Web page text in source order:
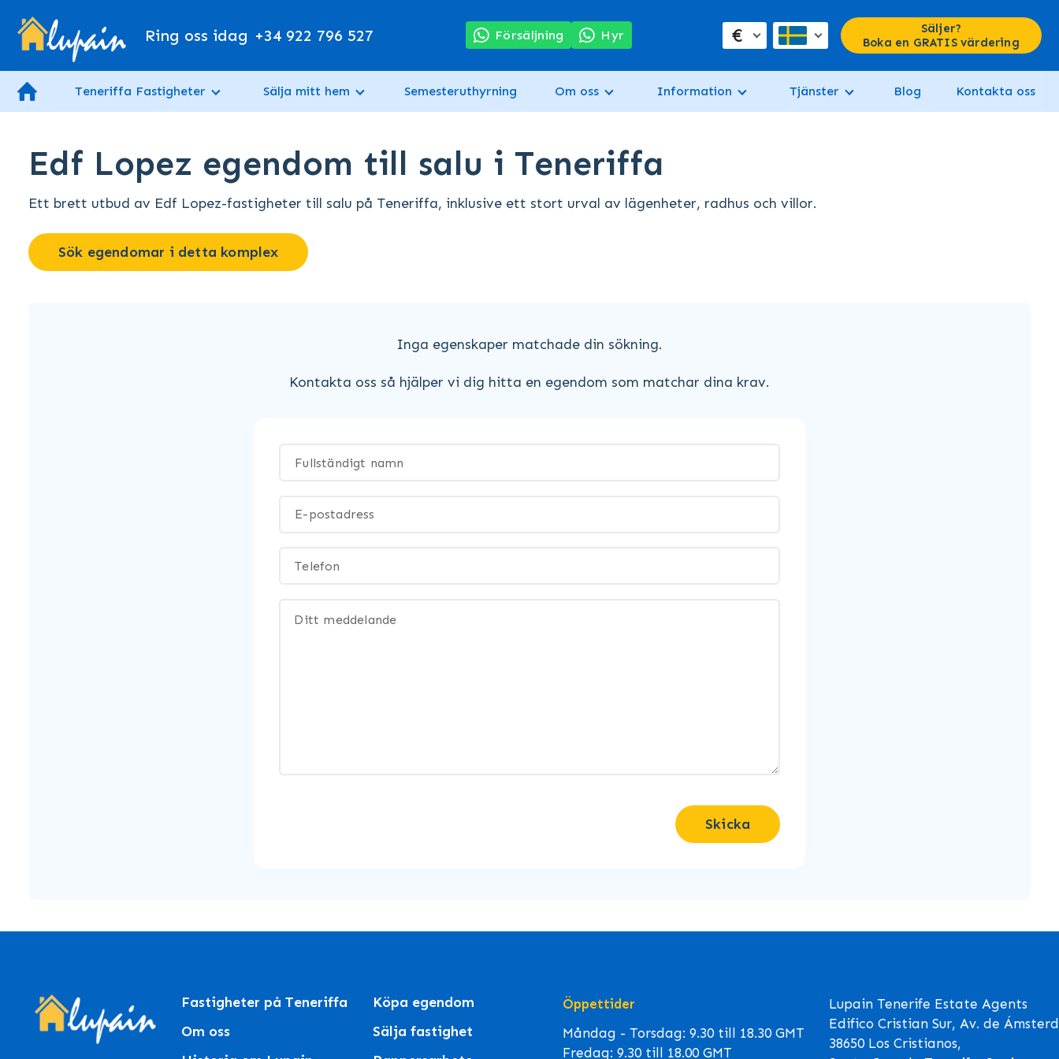
Ring oss idag +34 922 796 527 Försäljning Hyr €
Säljer?
Boka en GRATIS värdering
Teneriffa Fastigheter Sälja mitt hem Semesteruthyrning Om oss Information Tjänster Blog Kontakta oss
Edf Lopez egendom till salu i Teneriffa
Ett brett utbud av Edf Lopez-fastigheter till salu på Teneriffa, inklusive ett stort urval av lägenheter, radhus och villor.
Sök egendomar i detta komplex
Inga egenskaper matchade din sökning.
Kontakta oss så hjälper vi dig hitta en egendom som matchar dina krav.
Skicka
Fastigheter på Teneriffa
Om oss
Köpa egendom
Sälja fastighet
Öppettider
Måndag - Torsdag: 9.30 till 18.30 GMT
Fredag: 9.30 till 18.00 GMT
Lupain Tenerife Estate Agents
Edifico Cristian Sur, Av. de
38650 Los Cristianos,